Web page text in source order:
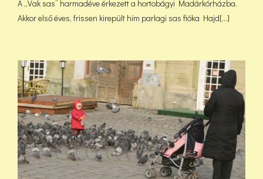
A „Vak sas” harmadéve érkezett a hortobágyi Madárkórházba.
Akkor első éves, frissen kirepült hím parlagi sas fióka Hajd[...]